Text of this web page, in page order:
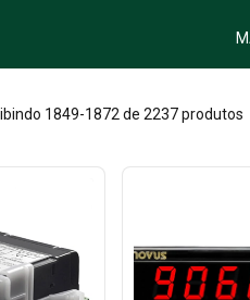
1849-1872 de 2237 produtos